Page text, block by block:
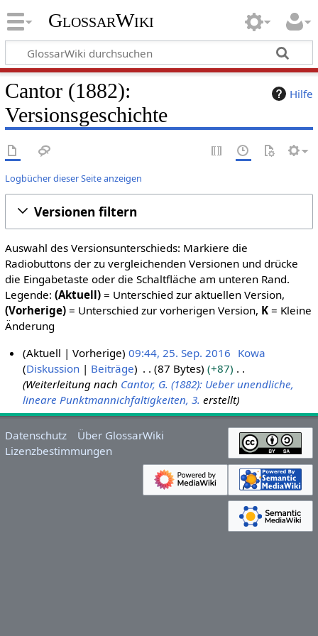
GlossarWiki
Hilfe
Cantor (1882):
Versionsgeschichte
Logbücher dieser Seite anzeigen
Versionen filtern
Auswahl des Versionsunterschieds: Markiere die
Radiobuttons der zu vergleichenden Versionen und drücke
die Eingabetaste oder die Schaltfläche am unteren Rand.
Legende: (Aktuell)= Unterschied zur aktuellen Version,
(Vorherige)= Unterschied zur vorherigen Version, K= Kleine
Änderung
S
e
p
Aktuell Vorherige 09:44, 25. Sep. 2016 Kowa
Diskussion
Beiträge 87 Bytes
+87
Weiterleitung nach Cantor, G. (1882): Ueber unendliche,
lineare Punktmannichfaltigkeiten, 3. erstellt
Datenschutz
Über GlossarWiki
Lizenzbestimmungen